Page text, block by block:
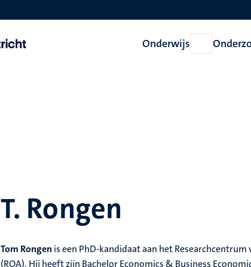
Onderwijs
Open
Onderwijs
T. Rongen
Tom Rongen is een PhD-kandidaat aan het
(ROA). Hij heeft zijn Bachelor Economics & Business